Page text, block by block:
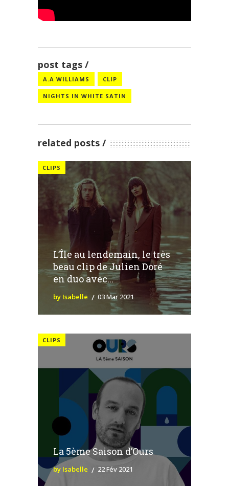
post tags
A.A WILLIAMS CLIP
NIGHTS IN WHITE SATIN
related posts
CLIPS
L’Île au lendemain, le très
beau clip de Julien Doré
en duo avec...
by Isabelle 03 Mar 2021
CLIPS
La 5ème Saison d’Ours
by Isabelle 22 Fév 2021